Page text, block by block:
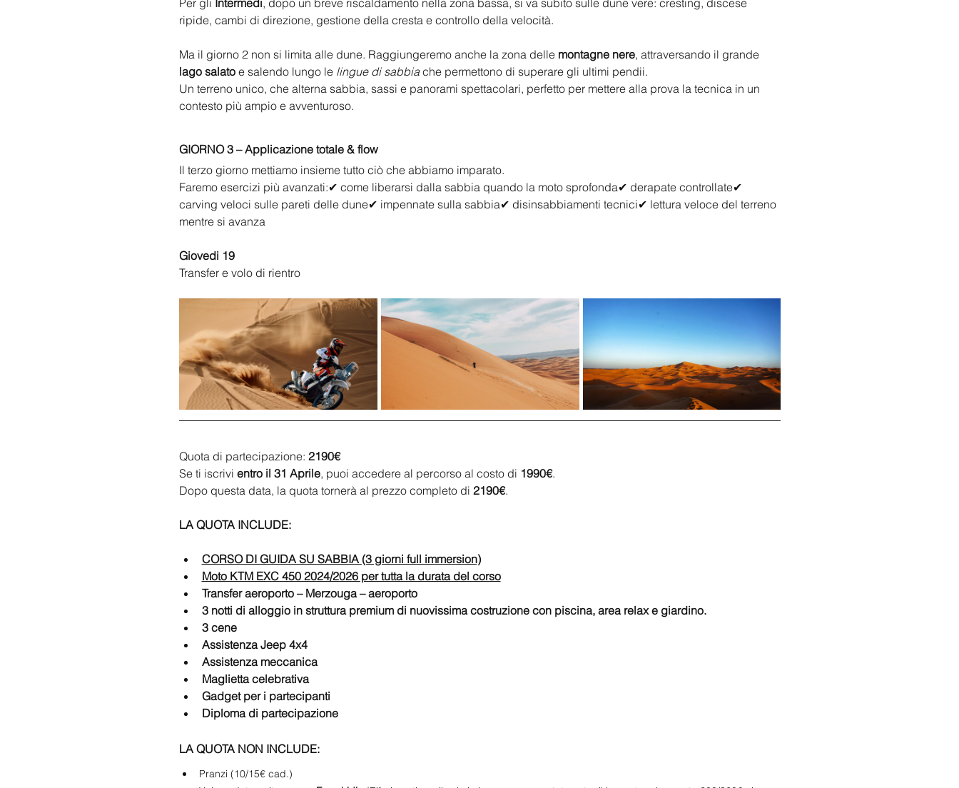
Per gli Intermedi, dopo un breve riscaldamento nella zona bassa, si va subito sulle dune vere: cresting, discese
ripide, cambi di direzione, gestione della cresta e controllo della velocità.
Ma il giorno 2 non si limita alle dune. Raggiungeremo anche la zona delle montagne nere, attraversando il grande
lago salato e salendo lungo le lingue di sabbia che permettono di superare gli ultimi pendii.
Un terreno unico, che alterna sabbia, sassi e panorami spettacolari, perfetto per mettere alla prova la tecnica in un
contesto più ampio e avventuroso.
GIORNO 3 – Applicazione totale & flow
Il terzo giorno mettiamo insieme tutto ciò che abbiamo imparato.
Faremo esercizi più avanzati:✔ come liberarsi dalla sabbia quando la moto sprofonda✔ derapate controllate✔
carving veloci sulle pareti delle dune✔ impennate sulla sabbia✔ disinsabbiamenti tecnici✔ lettura veloce del terreno
mentre si avanza
Giovedi 19
Transfer e volo di rientro
Quota di partecipazione: 2190€
Se ti iscrivi entro il 31 Aprile, puoi accedere al percorso al costo di 1990€.
Dopo questa data, la quota tornerà al prezzo completo di 2190€.
LA QUOTA INCLUDE:
CORSO DI GUIDA SU SABBIA (3 giorni full immersion)
Moto KTM EXC 450 2024/2026 per tutta la durata del corso
Transfer aeroporto – Merzouga – aeroporto
3 notti di alloggio in struttura premium di nuovissima costruzione con piscina, area relax e giardino.
3 cene
Assistenza Jeep 4x4
Assistenza meccanica
Maglietta celebrativa
Gadget per i partecipanti
Diploma di partecipazione
LA QUOTA NON INCLUDE:
Pranzi (10/15€ cad.)